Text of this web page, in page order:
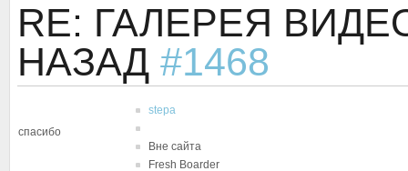
RE: ГАЛЕРЕЯ
НАЗАД #1468
спасибо
stepa
Вне сайта
Fresh Boarder